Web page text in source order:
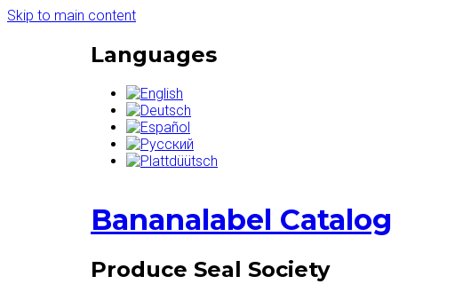
Skip to main content
Languages
Bananalabel Catalog
Produce Seal Society